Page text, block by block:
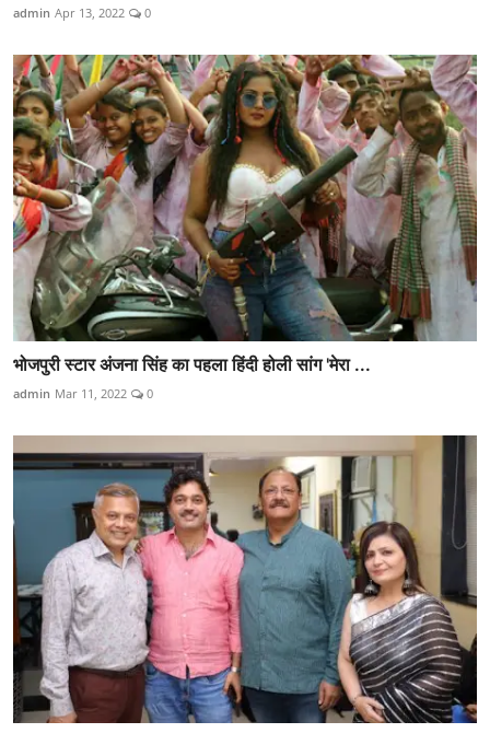
admin Apr 13, 2022 0
भोजपुरी स्टार अंजना सिंह का पहला हिंदी होली सांग 'मेरा ...
admin Mar 11, 2022 0